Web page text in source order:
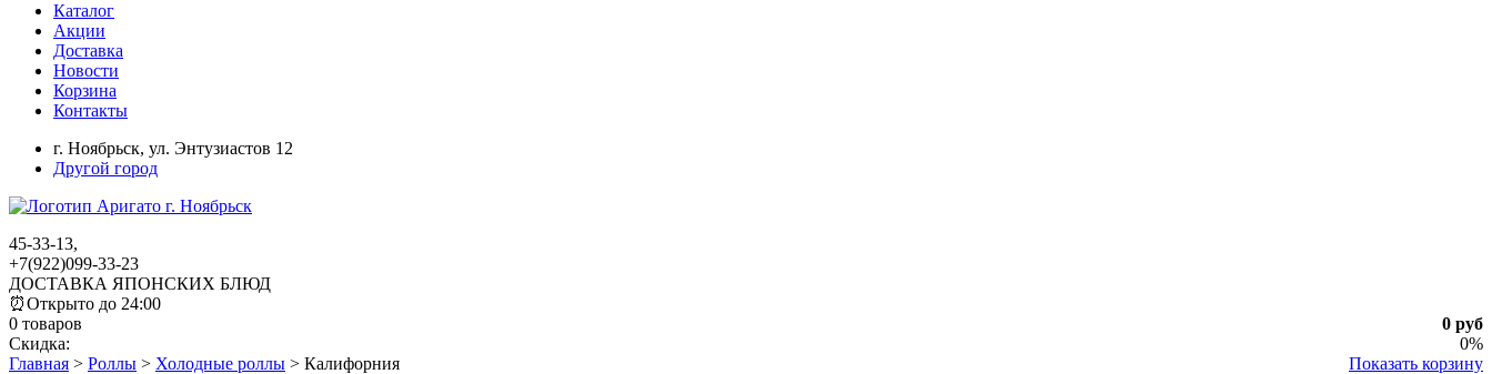
Каталог
Акции
Доставка
Новости
Корзина
Контакты
г. Ноябрьск, ул. Энтузиастов 12
Другой город
45-33-13,
+7(922)099-33-23
ДОСТАВКА ЯПОНСКИХ БЛЮД
⏰Открыто до 24:00
0 руб
0 товаров
Скидка:
0%
Показать корзину
Главная > Роллы > Холодные роллы > Калифорния